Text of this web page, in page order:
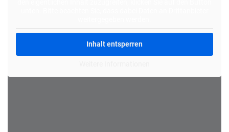
Inhalt entsperren